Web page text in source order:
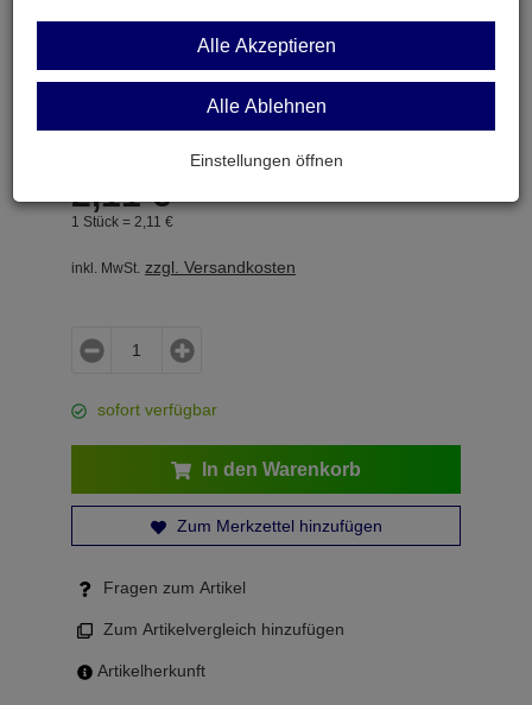
WIHA7015TR-T27
TORX®-Bit 4,99mm Tamper Resistant
2,11 €
1 Stück = 2, 11 €
inkl. MwSt. zzgl. Versandkosten
sofort verfügbar
In den Warenkorb
Zum Merkzettel hinzufügen
Fragen zum Artikel
Zum Artikelvergleich hinzufügen
Artikelherkunft
Alle Akzeptieren
Alle Ablehnen
Einstellungen öffnen